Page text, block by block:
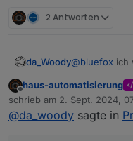
2 Antworten
da_Woody@bluefox ich
Issue
Bin auch nur
mache ja
Offline
haus-automatisierung
schrieb am 2. Sept. 2024,
zuletzt editiert von
@da_woody sagte in